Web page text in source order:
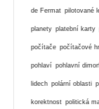
de Fermat pilotované
planety platební karty
počítače počítačové
pohlaví pohlavní
lidech polární oblasti
korektnost politická